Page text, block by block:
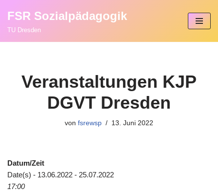
Zum
FSR Sozialpädagogik
TU Dresden
Veranstaltungen KJP
DGVT Dresden
von fsrewsp 13. Juni 2022
Datum/Zeit
Date(s) - 13.06.2022 - 25.07.2022
17:00